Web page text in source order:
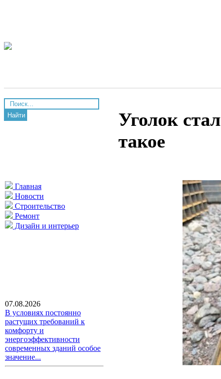
Найти
Главная
Новости
Строительство
Ремонт
Дизайн и интерьер
07.08.2026
В условиях постоянно
растущих требований к
комфорту и
энергоэффективности
современных зданий особое
значение...
Уголок
такое